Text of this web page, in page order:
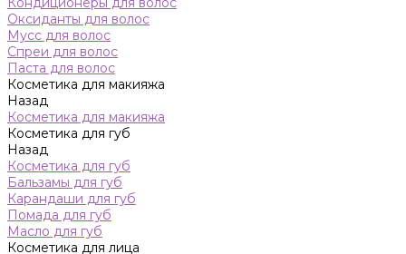
Оксиданты для волос
Мусс для волос
Спреи для волос
Паста для волос
Косметика для макияжа
Назад
Косметика для макияжа
Косметика для губ
Назад
Косметика для губ
Бальзамы для губ
Карандаши для губ
Помада для губ
Масло для губ
Косметика для лица